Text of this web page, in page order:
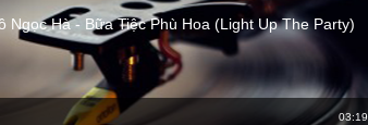
Ngọc Hà - Bữa Tiệc Phù Hoa (Light Up The Party)
03:19